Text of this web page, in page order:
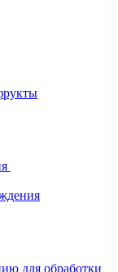
для обработки